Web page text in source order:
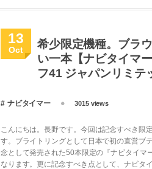
13
Oct
希少限定機種。ブラ
い一本【ナビタイマ
フ41 ジャパンリミテ
ナビタイマー 3015 views
こんにちは。長野です。今回は記念すべき限
す。ブライトリングとして日本で初の直営ブ
念として発売された50本限定の『ナビタイマ
なります。更に記念すべき点として、ナビタ